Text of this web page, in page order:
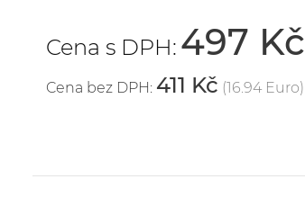
Cena s DPH: 497 Kč
Cena bez DPH: 411 Kč (16.94 Euro)